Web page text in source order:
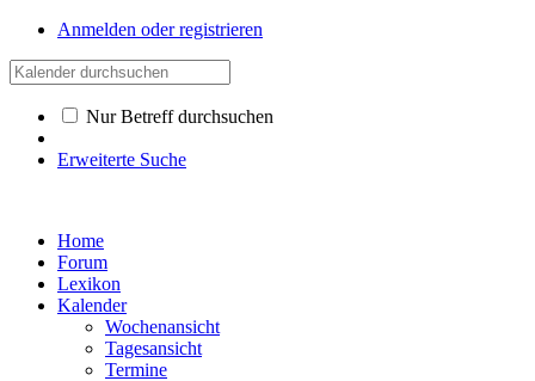
Anmelden oder registrieren
Nur Betreff durchsuchen
Erweiterte Suche
Home
Forum
Lexikon
Kalender
Wochenansicht
Tagesansicht
Termine